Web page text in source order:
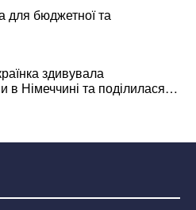
для бюджетної та
здивувала
Німеччині та поділилася